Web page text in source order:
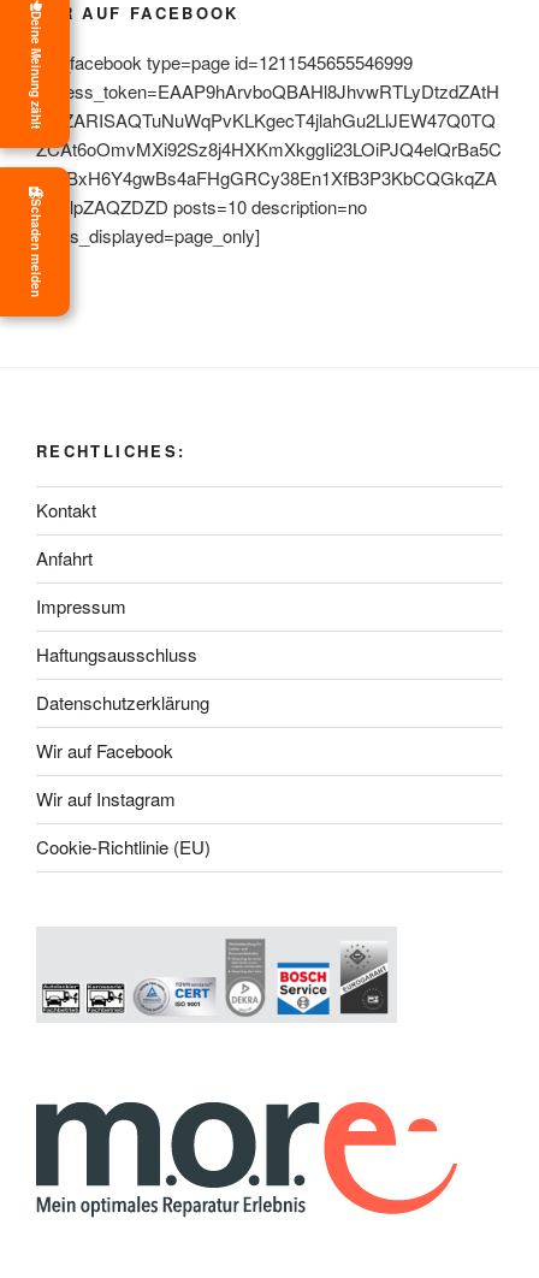
WIR AUF FACEBOOK
[fts_facebook type=page id=1211545655546999
access_token=EAAP9hArvboQBAHl8JhvwRTLyDtzdZAtH
tSkZARISAQTuNuWqPvKLKgecT4jlahGu2LlJEW47Q0TQ
ZCAt6oOmvMXi92Sz8j4HXKmXkggIi23LOiPJQ4elQrBa5C
L3ZBxH6Y4gwBs4aFHgGRCy38En1XfB3P3KbCQGkqZA
G16lpZAQZDZD posts=10 description=no
posts_displayed=page_only]
RECHTLICHES:
Kontakt
Anfahrt
Impressum
Haftungsausschluss
Datenschutzerklärung
Wir auf Facebook
Wir auf Instagram
Cookie-Richtlinie (EU)
Deine Meinung zählt
Schaden melden